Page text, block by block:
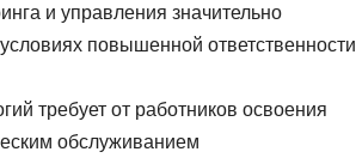
и управления значительно
повышенной ответственности
требует от работников освоения
обслуживанием